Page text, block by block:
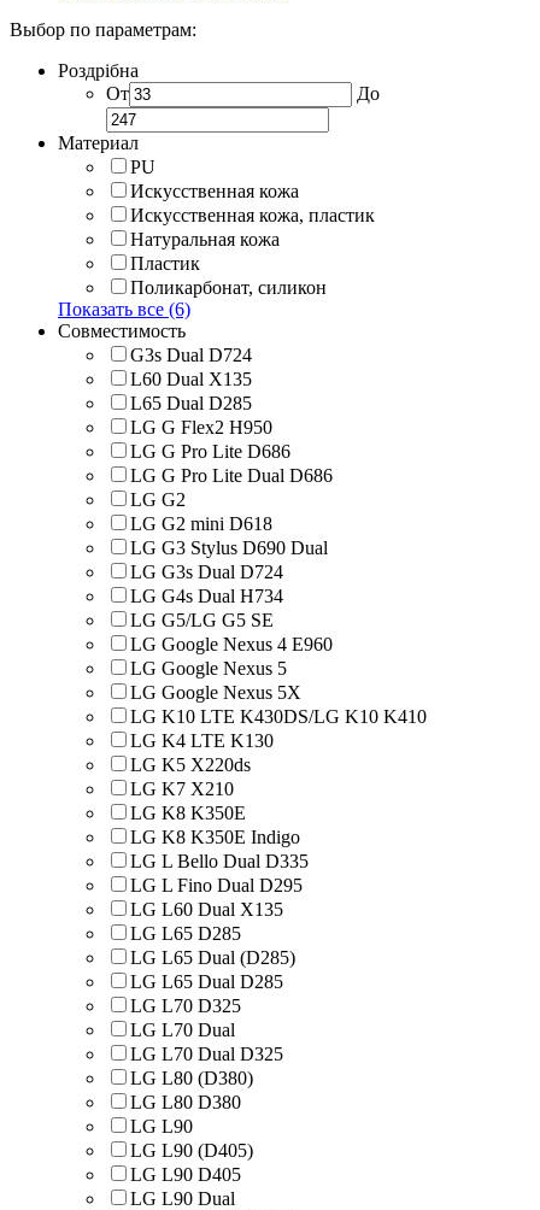
Выбор по параметрам:
Роздрібна
От
До
Материал
PU
Искусственная кожа
Искусственная кожа, пластик
Натуральная кожа
Пластик
Поликарбонат, силикон
Показать все (6)
Совместимость
G3s Dual D724
L60 Dual X135
L65 Dual D285
LG G Flex2 H950
LG G Pro Lite D686
LG G Pro Lite Dual D686
LG G2
LG G2 mini D618
LG G3 Stylus D690 Dual
LG G3s Dual D724
LG G4s Dual H734
LG G5/LG G5 SE
LG Google Nexus 4 E960
LG Google Nexus 5
LG Google Nexus 5X
LG K10 LTE K430DS/LG K10 K410
LG K4 LTE K130
LG K5 X220ds
LG K7 X210
LG K8 K350E
LG K8 K350E Indigo
LG L Bello Dual D335
LG L Fino Dual D295
LG L60 Dual X135
LG L65 D285
LG L65 Dual (D285)
LG L65 Dual D285
LG L70 D325
LG L70 Dual
LG L70 Dual D325
LG L80 (D380)
LG L80 D380
LG L90
LG L90 (D405)
LG L90 D405
LG L90 Dual